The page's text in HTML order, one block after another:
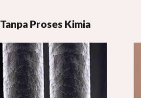
Tanpa Proses Kimia